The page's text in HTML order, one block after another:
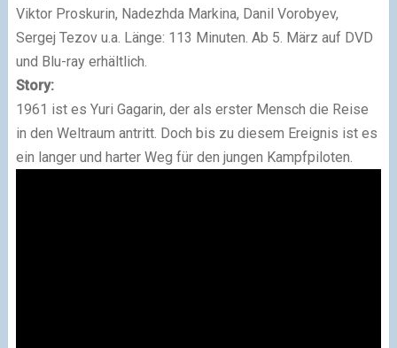
Viktor Proskurin, Nadezhda Markina, Danil Vorobyev,
Sergej Tezov u.a. Länge: 113 Minuten. Ab 5. März auf DVD
und Blu-ray erhältlich.
Story:
1961 ist es Yuri Gagarin, der als erster Mensch die Reise
in den Weltraum antritt. Doch bis zu diesem Ereignis ist es
ein langer und harter Weg für den jungen Kampfpiloten.